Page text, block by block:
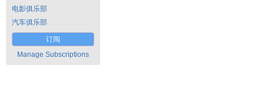
电影俱乐部
汽车俱乐部
订阅
Manage Subscriptions